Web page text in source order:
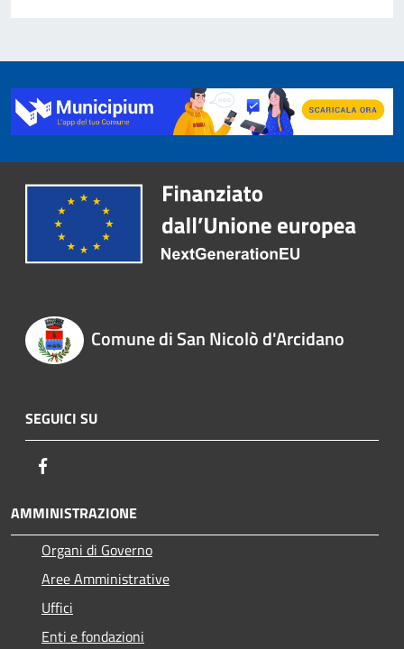
Comune di San Nicolò d'Arcidano
SEGUICI SU
AMMINISTRAZIONE
Organi di Governo
Aree Amministrative
Uffici
Enti e fondazioni